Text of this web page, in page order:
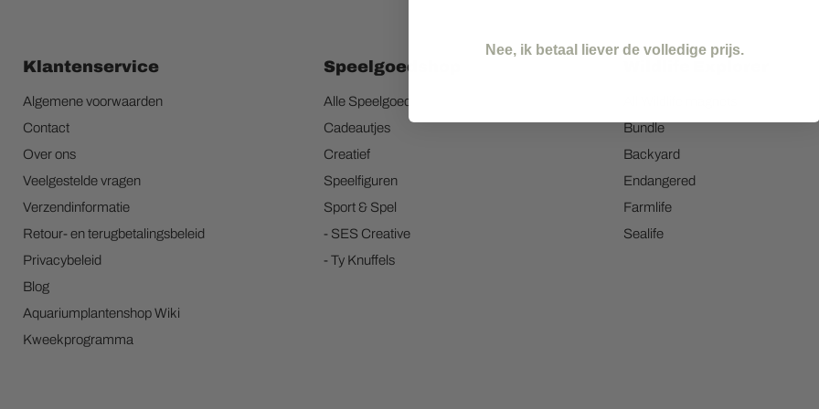
Klantenservice
Algemene voorwaarden
Contact
Over ons
Veelgestelde vragen
Verzendinformatie
Retour- en terugbetalingsbeleid
Privacybeleid
Blog
Aquariumplantenshop Wiki
Kweekprogramma
Speelgoedshop
Alle Speelgoed
Cadeautjes
Creatief
Speelfiguren
Sport & Spel
- SES Creative
- Ty Knuffels
Bundle
Backyard
Endangered
Farmlife
Sealife
Nee, ik betaal liever de volledige prijs.